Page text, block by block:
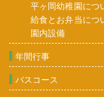
平ヶ岡幼稚園につ
給食とお弁当につ
園内設備
年間行事
バスコース